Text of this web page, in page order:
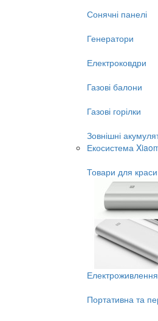
Сонячні панелі
Генератори
Електроковдри
Газові балони
Газові горілки
Зовнішні
Екосистема
Товари для
Портативна та